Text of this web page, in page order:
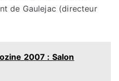
de Gaulejac (directeur
2007 : Salon